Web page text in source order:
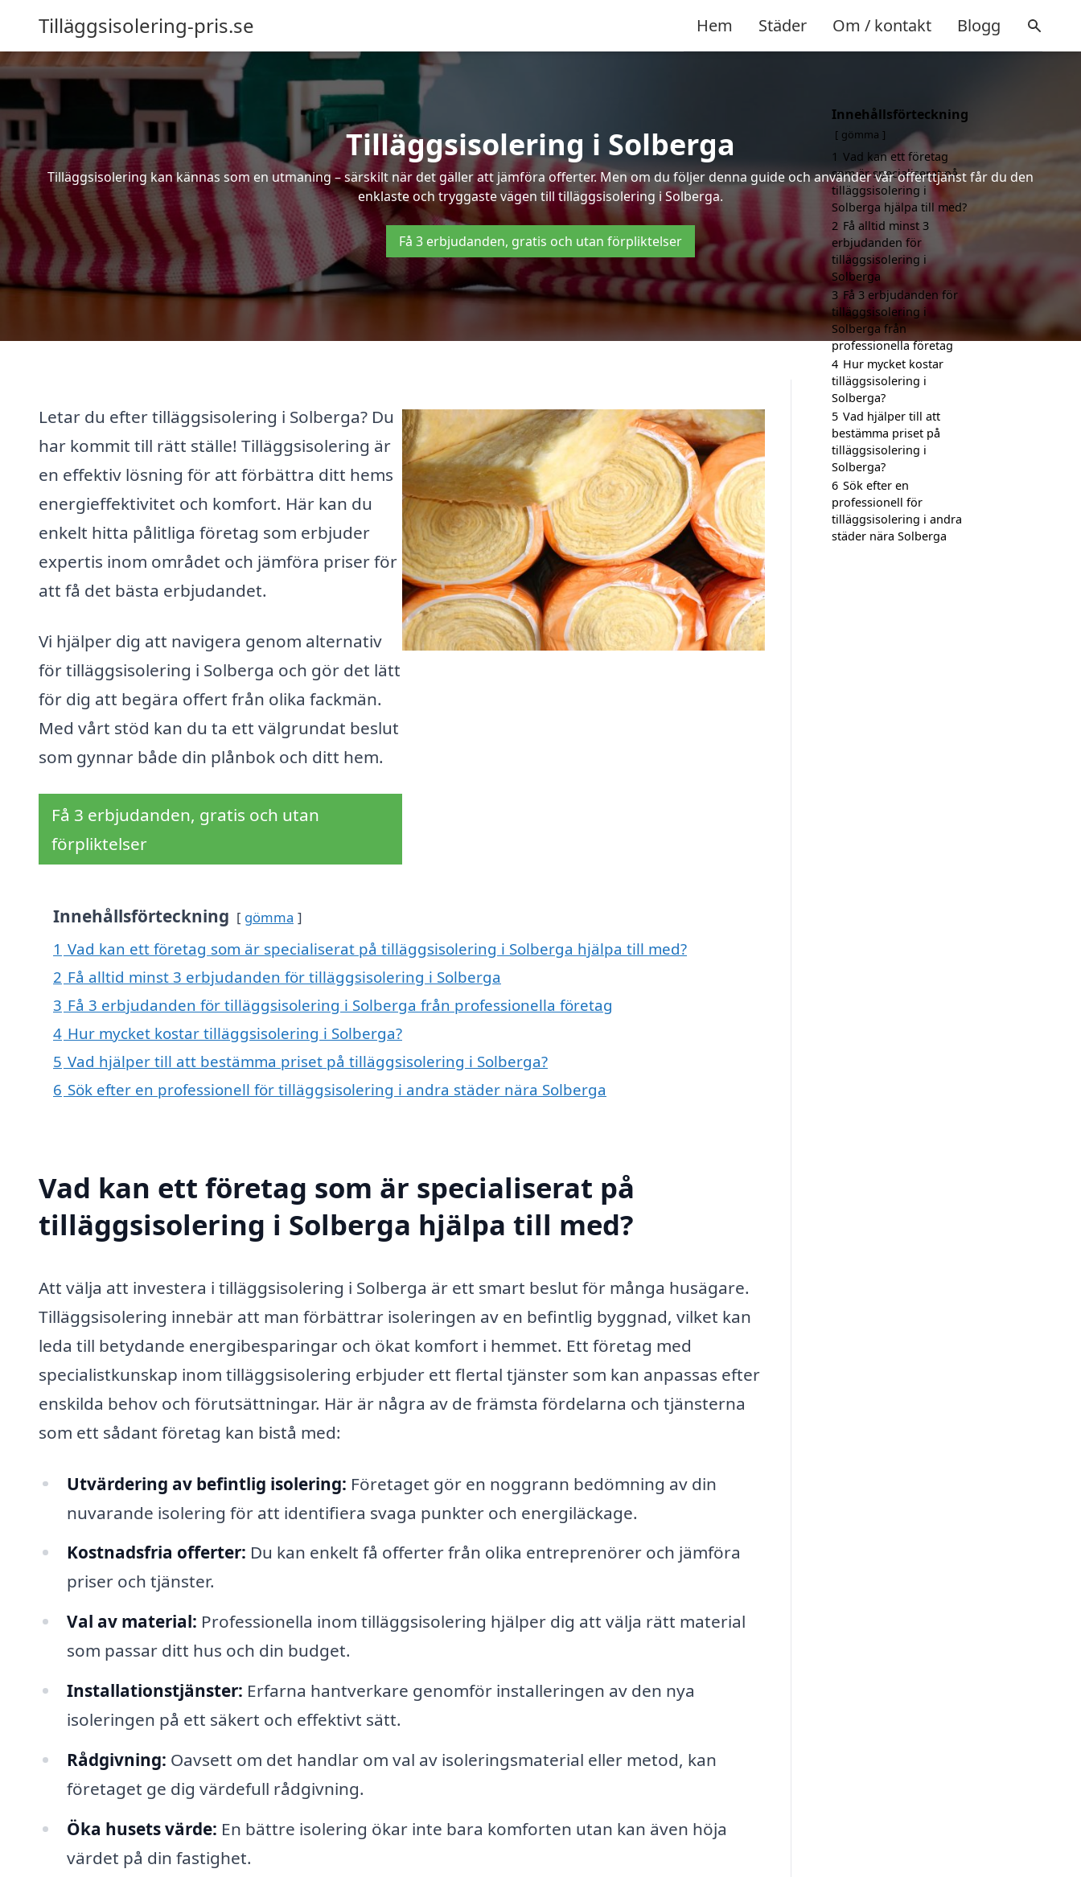
Tilläggsisolering-pris.se Hem Städer Om / kontakt Blogg
Tilläggsisolering i Solberga
Tilläggsisolering kan kännas som en utmaning – särskilt när det gäller att jämföra offerter. Men om du följer denna guide och använder vår offerttjänst får du den
enklaste och tryggaste vägen till tilläggsisolering i Solberga.
Få 3 erbjudanden, gratis och utan förpliktelser
Letar du efter tilläggsisolering i Solberga? Du
har kommit till rätt ställe! Tilläggsisolering är
en effektiv lösning för att förbättra ditt hems
energieffektivitet och komfort. Här kan du
enkelt hitta pålitliga företag som erbjuder
expertis inom området och jämföra priser för
att få det bästa erbjudandet.
Vi hjälper dig att navigera genom alternativ
för tilläggsisolering i Solberga och gör det lätt
för dig att begära offert från olika fackmän.
Med vårt stöd kan du ta ett välgrundat beslut
som gynnar både din plånbok och ditt hem.
Få 3 erbjudanden, gratis och utan
förpliktelser
Innehållsförteckning gömma
1 Vad kan ett företag som är specialiserat på tilläggsisolering i Solberga hjälpa till med?
2 Få alltid minst 3 erbjudanden för tilläggsisolering i Solberga
3 Få 3 erbjudanden för tilläggsisolering i Solberga från professionella företag
4 Hur mycket kostar tilläggsisolering i Solberga?
5 Vad hjälper till att bestämma priset på tilläggsisolering i Solberga?
6 Sök efter en professionell för tilläggsisolering i andra städer nära Solberga
Vad kan ett företag som är specialiserat på
tilläggsisolering i Solberga hjälpa till med?
Att välja att investera i tilläggsisolering i Solberga är ett smart beslut för många husägare.
Tilläggsisolering innebär att man förbättrar isoleringen av en befintlig byggnad, vilket kan
leda till betydande energibesparingar och ökat komfort i hemmet. Ett företag med
specialistkunskap inom tilläggsisolering erbjuder ett flertal tjänster som kan anpassas efter
enskilda behov och förutsättningar. Här är några av de främsta fördelarna och tjänsterna
som ett sådant företag kan bistå med:
Utvärdering av befintlig isolering: Företaget gör en noggrann bedömning av din
nuvarande isolering för att identifiera svaga punkter och energiläckage.
Kostnadsfria offerter: Du kan enkelt få offerter från olika entreprenörer och jämföra
priser och tjänster.
Val av material: Professionella inom tilläggsisolering hjälper dig att välja rätt material
som passar ditt hus och din budget.
Installationstjänster: Erfarna hantverkare genomför installeringen av den nya
isoleringen på ett säkert och effektivt sätt.
Rådgivning: Oavsett om det handlar om val av isoleringsmaterial eller metod, kan
företaget ge dig värdefull rådgivning.
Öka husets värde: En bättre isolering ökar inte bara komforten utan kan även höja
värdet på din fastighet.
Innehållsförteckning
gömma
1 Vad kan ett företag
som är specialiserat på
tilläggsisolering i
Solberga hjälpa till med?
2 Få alltid minst 3
erbjudanden för
tilläggsisolering i
Solberga
3 Få 3 erbjudanden för
tilläggsisolering i
Solberga från
professionella företag
4 Hur mycket kostar
tilläggsisolering i
Solberga?
5 Vad hjälper till att
bestämma priset på
tilläggsisolering i
Solberga?
6 Sök efter en
professionell för
tilläggsisolering i andra
städer nära Solberga